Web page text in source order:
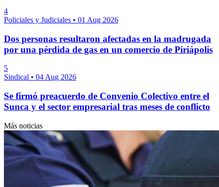
4
Policiales y Judiciales • 01 Aug 2026
Dos personas resultaron afectadas en la madrugada
por una pérdida de gas en un comercio de Piriápolis
5
Sindical • 04 Aug 2026
Se firmó preacuerdo de Convenio Colectivo entre el
Sunca y el sector empresarial tras meses de conflicto
Más noticias